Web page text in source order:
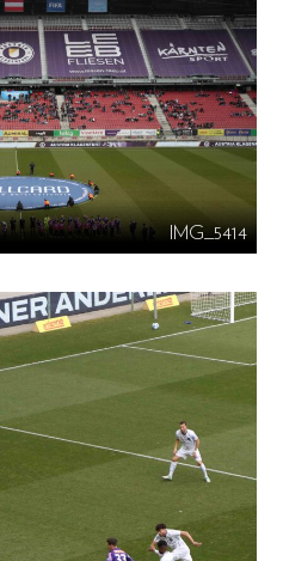
IMG_5414